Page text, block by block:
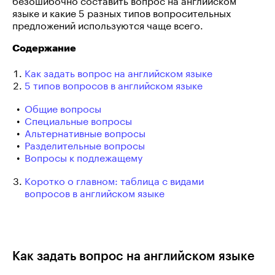
языке и какие 5 разных типов вопросительных
предложений используются чаще всего.
Содержание
Как задать вопрос на английском языке
5 типов вопросов в английском языке
Общие вопросы
Специальные вопросы
Альтернативные вопросы
Разделительные вопросы
Вопросы к подлежащему
Коротко о главном: таблица с видами
вопросов в английском языке
Как задать вопрос на английском языке